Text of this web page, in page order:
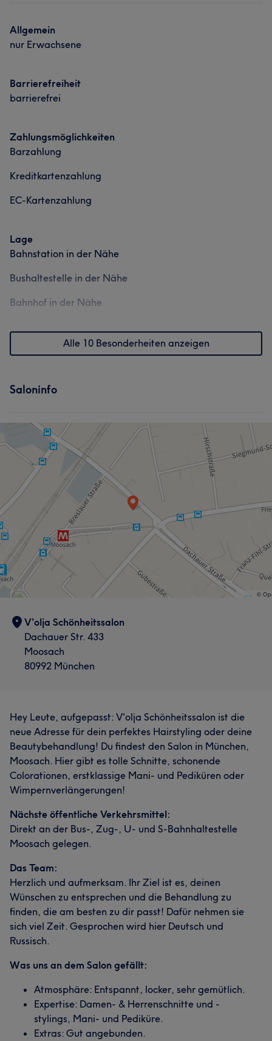
Was unsere Kunden über Irina sagen
Was unsere Kunden über Olga sagen
Professionell 5
Portfolio
Allgemein
nur Erwachsene
Barrierefreiheit
barrierefrei
Zahlungsmöglichkeiten
Barzahlung
Kreditkartenzahlung
EC-Kartenzahlung
Lage
Bahnstation in der Nähe
Bushaltestelle in der Nähe
Bahnhof in der Nähe
Alle 10 Besonderheiten anzeigen
Saloninfo
V'olja Schönheitssalon
Dachauer Str. 433
Moosach
80992 München
Hey Leute, aufgepasst: V'olja Schönheitssalon ist die
neue Adresse für dein perfektes Hairstyling oder deine
Beautybehandlung! Du findest den Salon in München,
Moosach. Hier gibt es tolle Schnitte, schonende
Colorationen, erstklassige Mani- und Pediküren oder
Wimpernverlängerungen!
Nächste öffentliche Verkehrsmittel:
Direkt an der Bus-, Zug-, U- und S-Bahnhaltestelle
Moosach gelegen.
Das Team:
Herzlich und aufmerksam. Ihr Ziel ist es, deinen
Wünschen zu entsprechen und die Behandlung zu
finden, die am besten zu dir passt! Dafür nehmen sie
sich viel Zeit. Gesprochen wird hier Deutsch und
Russisch.
Was uns an dem Salon gefällt:
Atmosphäre: Entspannt, locker, sehr gemütlich.
Expertise: Damen- & Herrenschnitte und -
stylings, Mani- und Pediküre.
Extras: Gut angebunden.